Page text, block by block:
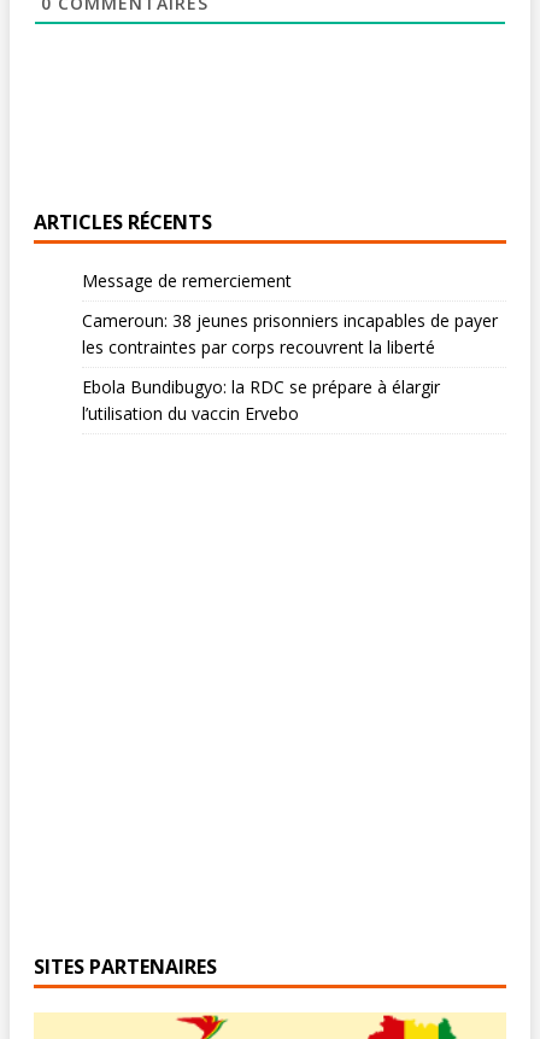
ARTICLES RÉCENTS
Message de remerciement
Cameroun: 38 jeunes prisonniers incapables de payer
les contraintes par corps recouvrent la liberté
Ebola Bundibugyo: la RDC se prépare à élargir
l’utilisation du vaccin Ervebo
SITES PARTENAIRES